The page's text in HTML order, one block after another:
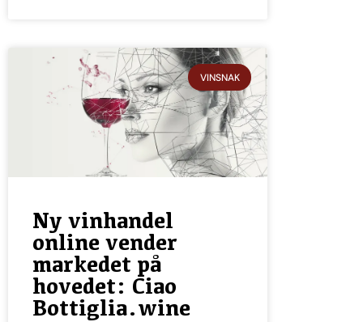
VINSNAK
Ny vinhandel
online vender
markedet på
hovedet: Ciao
Bottiglia.wine